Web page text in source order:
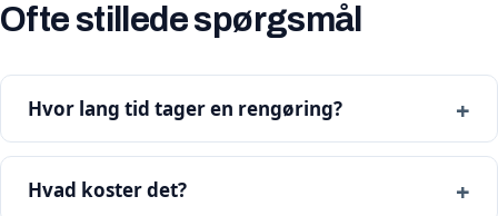
Ofte stillede spørgsmål
Hvor lang tid tager en rengøring?
Hvad koster det?